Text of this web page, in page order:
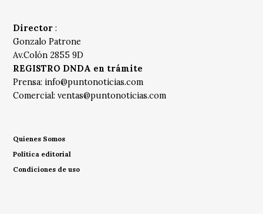
Director :
Gonzalo Patrone
Av.Colón 2855 9D
REGISTRO DNDA en trámite
Prensa: info@puntonoticias.com
Comercial:ventas@puntonoticias.com
Quienes Somos
Política editorial
Condiciones de uso